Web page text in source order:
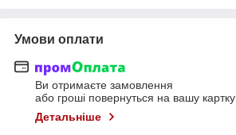
Умови оплати
Ви отримаєте замовлення
або гроші повернуться на вашу картку
Детальніше